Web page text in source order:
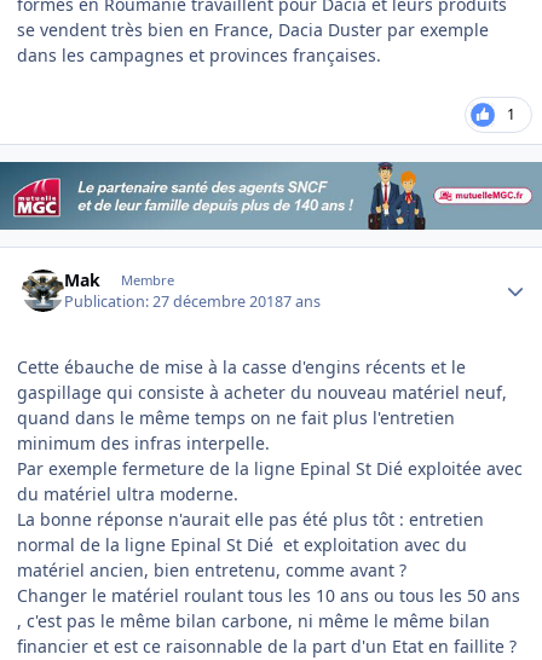
se vendent très bien en France, Dacia Duster par exemple
dans les campagnes et provinces françaises.
1
Mak Membre
Publication:27 décembre 20187 ans
Cette ébauche de mise à la casse d'engins récents et le
gaspillage qui consiste à acheter du nouveau matériel neuf,
quand dans le même temps on ne fait plus l'entretien
minimum des infras interpelle.
Par exemple fermeture de la ligne Epinal St Dié exploitée avec
du matériel ultra moderne.
La bonne réponse n'aurait elle pas été plus tôt : entretien
normal de la ligne Epinal St Dié et exploitation avec du
matériel ancien, bien entretenu, comme avant ?
Changer le matériel roulant tous les 10 ans ou tous les 50 ans
, c'est pas le même bilan carbone, ni même le même bilan
financier et est ce raisonnable de la part d'un Etat en faillite ?